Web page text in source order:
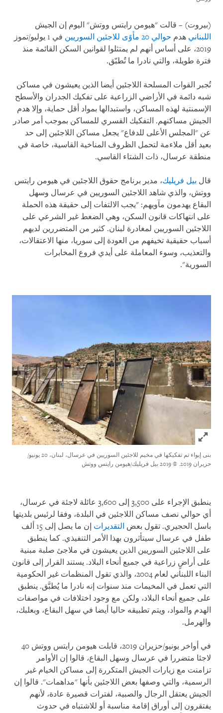
(بيروت) – قالت "هيومن رايتس ووتش" اليوم إن الجيش
اللبناني هدم حوالي 20 مأوًى للاجئين السوريين
في 1 يوليو/تموز
2019، على أساس أنهم لم يمتثلوا لقوانين السكن القائمة منذ
فترة طويلة، والتي نادرا ما تُطبّق.
تُجبر القوات المسلحة اللاجئين أيضا الذين يعيشون في مساكن
شبه دائمة في الأراضي الزراعية على تفكيك الجدران والأسطح
الإسمنتية لهذه المساكن، واستبدالها بمواد أقل حماية، وإلا هدم
الجيش مساكنهم. التفكيك القسري للمساكن بموجب أمر صادر
عن "المجلس الأعلى للدفاع" يجعل مساكن اللاجئين إلى حد
بعيد أقل ملاءمة لتحمل الظروف المناخية القاسية، خاصة في
منطقة عرسال، ذات الشتاء القاسي.
قال بيل فريليك، مدير برنامج حقوق اللاجئين في هيومن رايتس
ووتش، والذي شاهد اللاجئين السوريين في عرسال وسهل
البقاع يهدمون مآويهم: "يجب الالتفات إلى حقيقة هذه الحملة
على انتهاكات قانون السكن، وهي الضغط غير الشرعي على
اللاجئين السوريين لمغادرة لبنان. كثير من المتضررين لديهم
أسباب حقيقية تخيفهم من العودة إلى سوريا، منها الاعتقالات،
والتعذيب، وسوء المعاملة على أيدي فروع المخابرات
السورية"
.
Click to expand Image
بنى إيواء تم تفكيكها في مخيم للاجئين السوريين في عرسال، لبنان، 20 يونيو/
حزيران 2019.
© 2019 بيل فريليك/هيومن رايتس ووتش
ينطبق الإجراء على 3,500 إلى 3,600 عائلة لاجئة في عرسال،
أي حوالي نصف مساكن اللاجئين في البلدة، وفقا لرئيس بلديتها
باسل الحجيري. تقول بعض التقديرات
إن ما يصل إلى 15 ألف
طفل في عرسال سيتأثرون بهذا الأمر التنفيذي. كما ينطبق
على اللاجئين السوريين الذين يعيشون في ملاجئ صلبة مبنية
على أراضٍ زراعية في جميع أنحاء البلاد. يستند القرار إلى قانون
البناء اللبناني لعام 2004، والذي تقول المنظمات غير الحكومية
التي تعمل في المخيمات منذ سنوات إنه نادرا ما يُطبَّق. ينطبق
على جميع أنحاء البلاد، ولكن مع وجود اختلافات في مواصفات
الهدم والمواد، ويتم تطبيقه حاليا أيضا في سهل البقاع، وبعلبك،
والهرمل.
في أواخر يونيو/حزيران 2019، قابلت هيومن رايتس ووتش 40
لاجئا متضررا في عرسال وسهل البقاع، قالوا إن الأوامر
تزامنت مع زيارات الجيش المتكررة إلى مساكن الخيام غير
الرسمية، والتي وصفها بعض اللاجئين بأنها "مداهمات". قالوا إن
الجيش يعتقل الرجال والصبية، لفترات قصيرة عادة، لأنهم
يفتقرون إلى أوراق إقامة مناسبة أو للاشتباه في حدوث